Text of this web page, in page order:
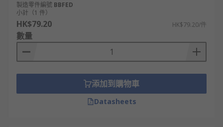
製造零件編號 BBFED
小計（1 件）
HK$79.20 HK$79.20/件
數量
添加到購物車
Datasheets